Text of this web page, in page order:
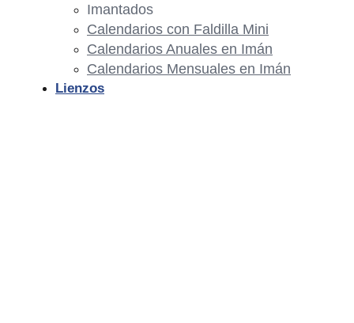
Imantados
Calendarios con Faldilla Mini
Calendarios Anuales en Imán
Calendarios Mensuales en Imán
Lienzos